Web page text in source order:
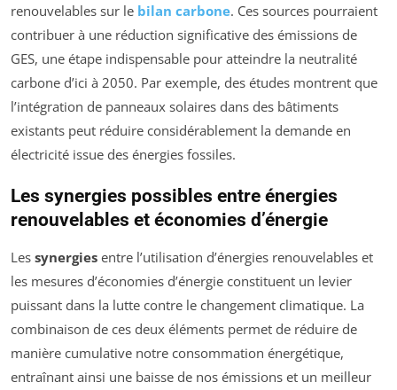
renouvelables sur le bilan carbone. Ces sources pourraient
contribuer à une réduction significative des émissions de
GES, une étape indispensable pour atteindre la neutralité
carbone d’ici à 2050. Par exemple, des études montrent que
l’intégration de panneaux solaires dans des bâtiments
existants peut réduire considérablement la demande en
électricité issue des énergies fossiles.
Les synergies possibles entre énergies
renouvelables et économies d’énergie
Les synergies entre l’utilisation d’énergies renouvelables et
les mesures d’économies d’énergie constituent un levier
puissant dans la lutte contre le changement climatique. La
combinaison de ces deux éléments permet de réduire de
manière cumulative notre consommation énergétique,
entraînant ainsi une baisse de nos émissions et un meilleur